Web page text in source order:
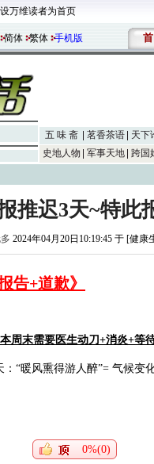
设万维读者为首页
简体 繁体 手机版 首
五 味 斋 茗香茶语
天下
史地人物
军事天地 跨国
推迟3天~特此
2024年04月20日10:19:45 于 [健康
告+道歉》
本周末需要医生动刀+消炎+等
“暖风熏得游人醉”= 气候变
0%(0)